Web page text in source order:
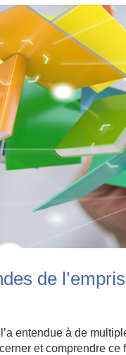
de
entendue à de
et comprendre ce